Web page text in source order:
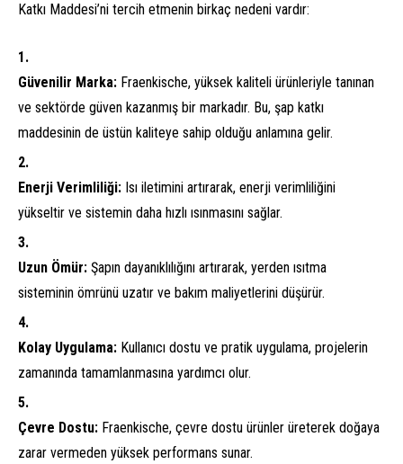
Katkı Maddesi’ni tercih etmenin birkaç nedeni vardır:
Güvenilir Marka: Fraenkische, yüksek kaliteli ürünleriyle tanınan
ve sektörde güven kazanmış bir markadır. Bu, şap katkı
maddesinin de üstün kaliteye sahip olduğu anlamına gelir.
Enerji Verimliliği: Isı iletimini artırarak, enerji verimliliğini
yükseltir ve sistemin daha hızlı ısınmasını sağlar.
Uzun Ömür: Şapın dayanıklılığını artırarak, yerden ısıtma
sisteminin ömrünü uzatır ve bakım maliyetlerini düşürür.
Kolay Uygulama: Kullanıcı dostu ve pratik uygulama, projelerin
zamanında tamamlanmasına yardımcı olur.
Çevre Dostu: Fraenkische, çevre dostu ürünler üreterek doğaya
zarar vermeden yüksek performans sunar.